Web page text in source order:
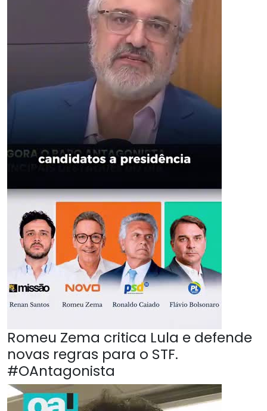
Romeu Zema critica Lula e defende
novas regras para o STF.
#OAntagonista